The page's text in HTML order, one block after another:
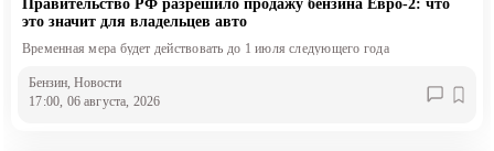
Правительство РФ разрешило продажу бензина Евро-2: что
это значит для владельцев авто
Временная мера будет действовать до 1 июля следующего года
Бензин, Новости
17:00, 06 августа, 2026